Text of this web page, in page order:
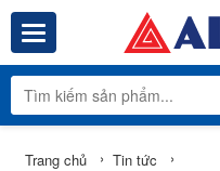
Toggle navigation
Trang chủ › Tin tức ›